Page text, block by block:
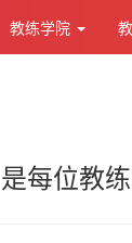
教练学院
每位教练